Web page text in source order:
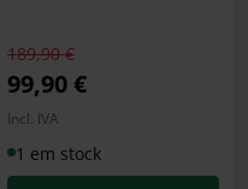
Preço reduzido de
189,90 €para
99,90 €
Incl. IVA
1 em stock